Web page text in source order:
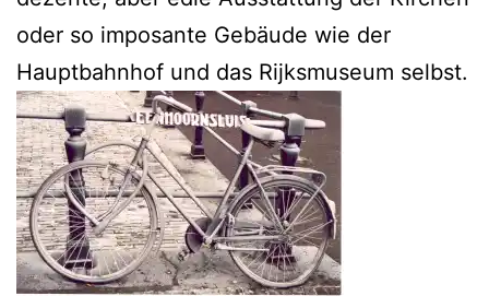
oder so imposante Gebäude wie der
Hauptbahnhof und das Rijksmuseum selbst.